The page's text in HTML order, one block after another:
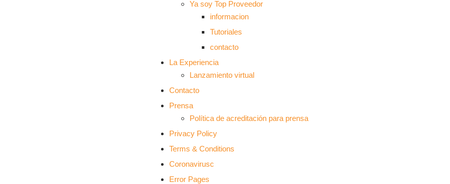
Ya soy Top Proveedor
informacion
Tutoriales
contacto
La Experiencia
Lanzamiento virtual
Contacto
Prensa
Política de acreditación para prensa
Privacy Policy
Terms & Conditions
Coronavirusc
Error Pages